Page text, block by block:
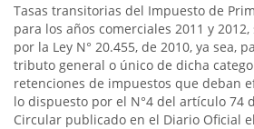
Tasas transitorias del Impuesto de
para los años comerciales 2011 y
por la Ley N° 20.455, de 2010, ya sea,
tributo general o único de dicha
retenciones de impuestos que deban
lo dispuesto por el N°4 del artículo 74
Circular publicado en el Diario Oficial